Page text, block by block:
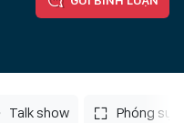
Talk show Phóng sự